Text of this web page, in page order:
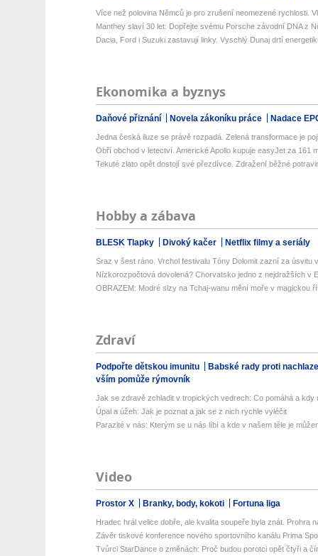
Více než polovina Němců je pro zrušení neomezené rychlosti.
Manthey slaví 30 let: Dopřejte svému Porsche závodní DNA z
Dacia, Ford i Suzuki zastavují linky. Vyschlý Dunaj drtí
Ekonomika a byznys
Daňové přiznání Novela zákoníku práce Nadace
Jedna česká iluze se právě rozpadá. Zelená transformace je
Obří obchod v letectví. Americké Apollo kupuje easyJet za 161
Tekuté zlato opět dostojí své přezdívce. Zdražení běžné
Hobby a zábava
BLESK Tlapky Divoký kačer Netflix filmy a seriály
Sraz v šest ráno. Vrchol festivalu Tóny Dolomit zazní za úsvitu
Nízkorozpočtová dovolená? Chorvatsko jedno z nejdražších v
OBRAZEM: Modré slzy na Tchaj-wanu mění moře v magickou
Zdraví
Podpořte dětskou imunitu
Babské rady proti
vším pomůže rýmovník
Jak se zdravě zchladit v tropických vedrech: Co pomáhá a kdy
Úpal a úžeh: Jak je poznat a jak se z nich rychle vyléčit
Parazité v nás: Kterým se u nás líbí a kde v našem těle je
Video
Prostor X Branky, body, kokoti Fortuna liga
Hradec hrál velice dobře, ale kvalita soupeře byla znát. Prohra
Závěr tiskové konference nového sportovního kanálu Prima
Tvůrci StarDance o změnách: Proč budou porotci opět čtyři a